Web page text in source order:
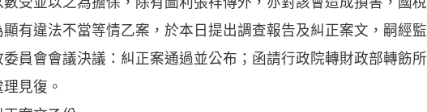
顯有違法不當等情乙案，於本日提出調查報告及糾正案文，嗣經監
委員會會議決議：糾正案通過並公布；函請行政院轉財政部轉飭所
見復。